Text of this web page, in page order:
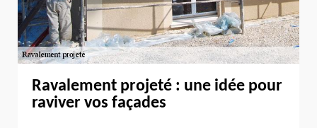
Ravalement projeté : une idée pour
raviver vos façades